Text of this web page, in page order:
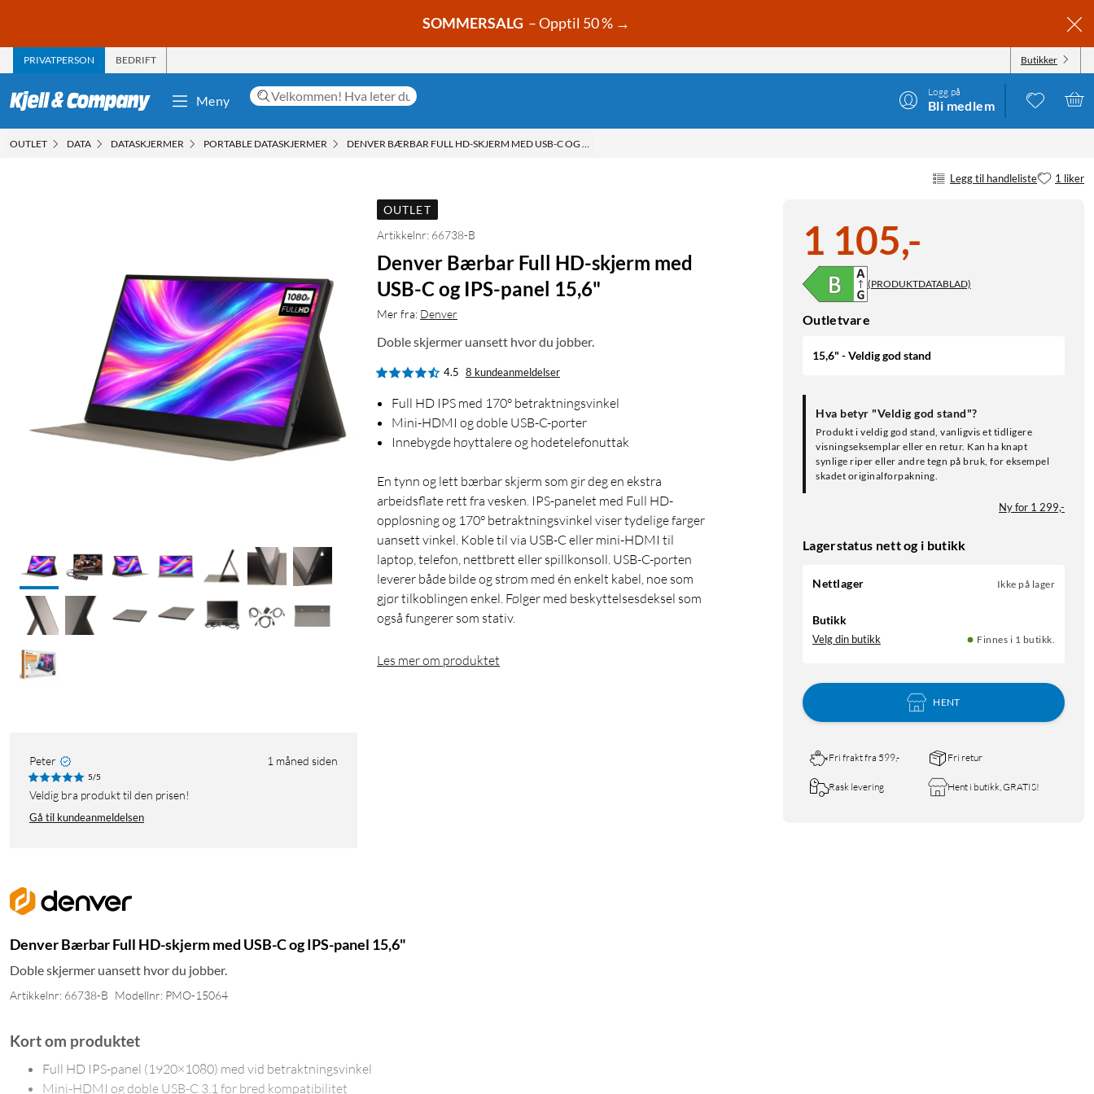
SOMMERSALG – Opptil 50 % →
PRIVATPERSON BEDRIFT Butikker
Meny
Logg på
Bli medlem
OUTLET DATA DATASKJERMER PORTABLE DATASKJERMER DENVER BÆRBAR FULL HD-SKJERM MED USB-C OG IPS-PANEL 15,6"
Legg til handleliste 1 liker
1 105,-
(PRODUKTDATABLAD)
Outletvare
15,6" - Veldig god stand
Hva betyr "Veldig god stand"?
Produkt i veldig god stand, vanligvis et tidligere
visningseksemplar eller en retur. Kan ha knapt
synlige riper eller andre tegn på bruk, for eksempel
skadet originalforpakning.
Ny for 1 299,-
Lagerstatus nett og i butikk
Nettlager Ikke på lager
Butikk
Velg din butikk Finnes i 1 butikk.
HENT
Fri frakt fra 599,- Fri retur
Rask levering Hent i butikk, GRATIS!
OUTLET
Artikkelnr: 66738-B
Denver Bærbar Full HD-skjerm med
USB-C og IPS-panel 15,6"
Mer fra: Denver
Doble skjermer uansett hvor du jobber.
4.5 8 kundeanmeldelser
Full HD IPS med 170° betraktningsvinkel
Mini-HDMI og doble USB-C-porter
Innebygde høyttalere og hodetelefonuttak
En tynn og lett bærbar skjerm som gir deg en ekstra
arbeidsflate rett fra vesken. IPS-panelet med Full HD-
oppløsning og 170° betraktningsvinkel viser tydelige farger
uansett vinkel. Koble til via USB-C eller mini-HDMI til
laptop, telefon, nettbrett eller spillkonsoll. USB-C-porten
leverer både bilde og strøm med én enkelt kabel, noe som
gjør tilkoblingen enkel. Følger med beskyttelsesdeksel som
også fungerer som stativ.
Les mer om produktet
Peter 1 måned siden
5/5
Veldig bra produkt til den prisen!
Gå til kundeanmeldelsen
Denver Bærbar Full HD-skjerm med USB-C og IPS-panel 15,6"
Doble skjermer uansett hvor du jobber.
Artikkelnr: 66738-B Modellnr: PMO-15064
Kort om produktet
Full HD IPS-panel (1920×1080) med vid betraktningsvinkel
Mini-HDMI og doble USB-C 3.1 for bred kompatibilitet